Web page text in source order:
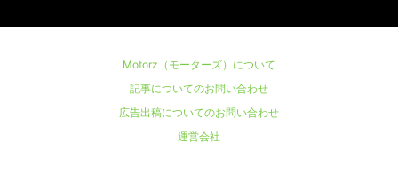
Motorz（モーターズ）について
記事についてのお問い合わせ
広告出稿についてのお問い合わせ
運営会社